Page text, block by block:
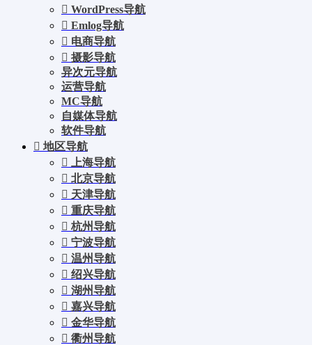
WordPress导航
Emlog导航
电商导航
摄影导航
异次元导航
运营导航
MC导航
自媒体导航
软件导航
地区导航
上海导航
北京导航
天津导航
重庆导航
杭州导航
宁波导航
温州导航
绍兴导航
湖州导航
嘉兴导航
金华导航
衢州导航